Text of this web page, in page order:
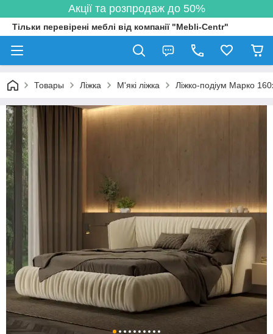
Акції та розпродаж до 50%
Тільки перевірені меблі від компанії "Mebli-Centr"
Товары Ліжка М'які ліжка Ліжко-подіум Марко